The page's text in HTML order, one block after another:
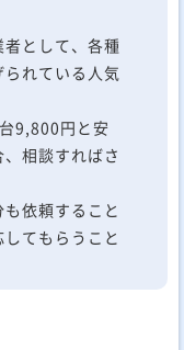
として、各種
れている人気
9,800円と安
相談すればさ
依頼すること
てもらうこと